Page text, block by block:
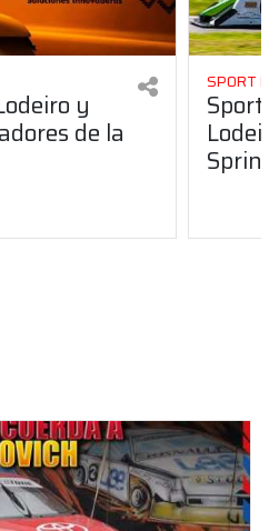
y
de la
SPORT
Sport
Sprint